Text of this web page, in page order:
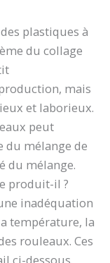
plastiques à
du collage
mais
et laborieux.
peut
du mélange de
du mélange.
produit-il ?
inadéquation
température, la
rouleaux. Ces